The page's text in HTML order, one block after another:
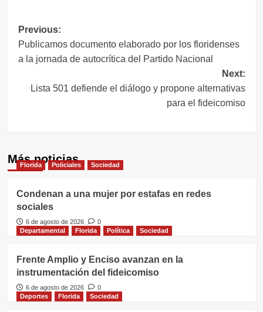
Navegación
de
entradas
Previous:
Publicamos documento elaborado por los floridenses
a la jornada de autocrítica del Partido Nacional
Next:
Lista 501 defiende el diálogo y propone alternativas
para el fideicomiso
Más noticias
Florida Policiales Sociedad
Condenan a una mujer por estafas en redes
sociales
6 de agosto de 2026
0
Departamental
Florida Política Sociedad
Frente Amplio y Enciso avanzan en la
instrumentación del fideicomiso
6 de agosto de 2026
0
Deportes
Florida Sociedad